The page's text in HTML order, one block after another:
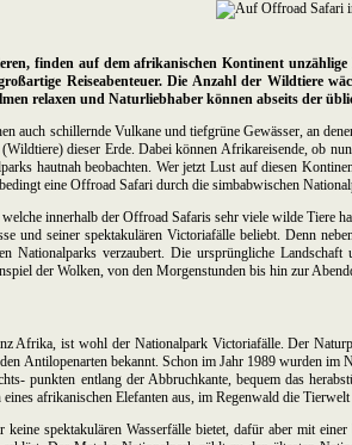
finden auf dem afrikanischen Kontinent
Reiseabenteuer. Die Anzahl der Wildtiere
relaxen und Naturliebhaber können abseits der
auch schillernde Vulkane und tiefgrüne Gewässer, an
dieser Erde. Dabei können Afrikareisende, ob
hautnah beobachten. Wer jetzt Lust auf diesen
eine Offroad Safari durch die simbabwischen
innerhalb der Offroad Safaris sehr viele wilde Tiere
und seiner spektakulären Victoriafälle beliebt. Denn
Nationalparks verzaubert. Die ursprüngliche
der Wolken, von den Morgenstunden bis hin zur
Afrika, ist wohl der Nationalpark Victoriafälle. Der
Antilopenarten bekannt. Schon im Jahr 1989 wurden
punkten entlang der Abbruchkante, bequem das
afrikanischen Elefanten aus, im Regenwald die
spektakulären Wasserfälle bietet, dafür aber mit